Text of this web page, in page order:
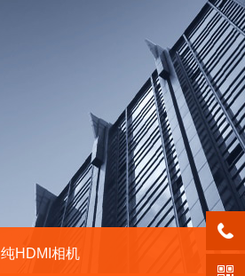
纯HDMI相机